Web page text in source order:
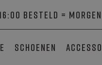
besteld =
Schoenen